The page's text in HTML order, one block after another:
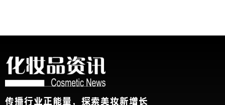
传播行业正能量，探索美妆新增长